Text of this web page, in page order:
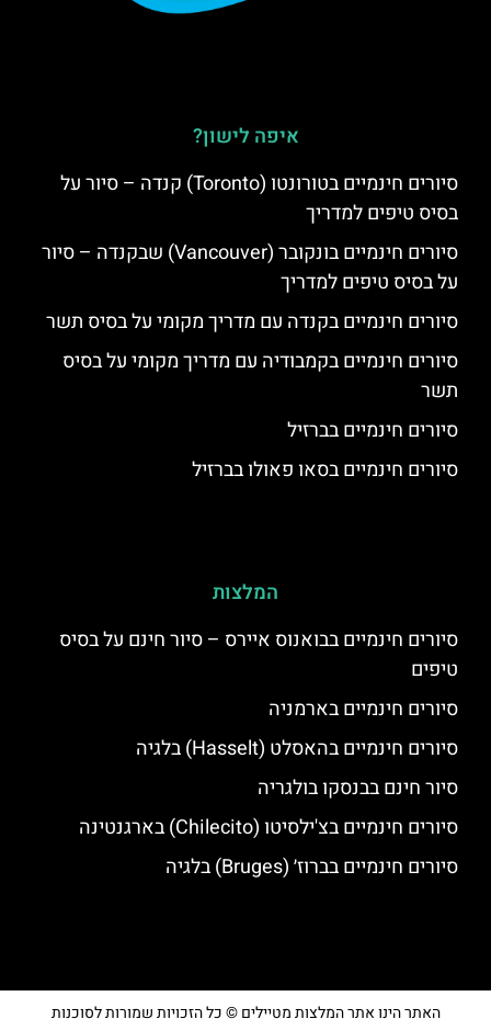
איפה לישון?
סיורים חינמיים בטורונטו (Toronto) קנדה – סיור על
בסיס טיפים למדריך
סיורים חינמיים בונקובר (Vancouver) שבקנדה – סיור
על בסיס טיפים למדריך
סיורים חינמיים בקנדה עם מדריך מקומי על בסיס תשר
סיורים חינמיים בקמבודיה עם מדריך מקומי על בסיס
תשר
סיורים חינמיים בברזיל
סיורים חינמיים בסאו פאולו בברזיל
המלצות
סיורים חינמיים בבואנוס איירס – סיור חינם על בסיס
טיפים
סיורים חינמיים בארמניה
סיורים חינמיים בהאסלט (Hasselt) בלגיה
סיור חינם בבנסקו בולגריה
סיורים חינמיים בצ'ילסיטו (Chilecito) בארגנטינה
סיורים חינמיים בברוז׳ (Bruges) בלגיה
האתר הינו אתר המלצות מטיילים © כל הזכויות שמורות לסוכנות